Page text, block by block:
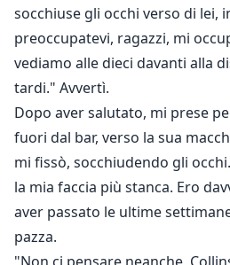
socchiuse gli occhi verso di lei,
preoccupatevi, ragazzi, mi
vediamo alle dieci davanti alla
tardi." Avvertì.
Dopo aver salutato, mi prese
fuori dal bar, verso la sua
mi fissò, socchiudendo gli
la mia faccia più stanca. Ero
aver passato le ultime
pazza.